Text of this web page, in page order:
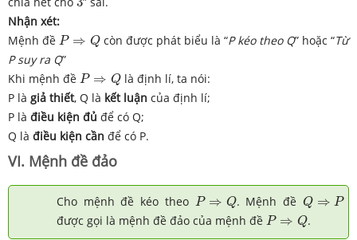
Nhận xét:
Mệnh đề P ⇒ Q
P⇒ Q còn được phát biểu là “P kéo theo Q” hoặc “Từ
P suy ra Q”
Khi mệnh đề P ⇒ Q
P⇒ Q
là định lí, ta nói:
P là giả thiết, Q là kết luận của định lí;
P là điều kiện đủ để có Q;
Q là điều kiện cần để có P.
VI. Mệnh đề đảo
Cho mệnh đề kéo theo P ⇒ Q
P⇒ Q . Mệnh đề Q ⇒ P
Q⇒ P
được gọi là mệnh đề đảo của mệnh đề P ⇒ Q
P⇒ Q .